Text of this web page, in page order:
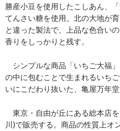
勝産小豆を使用したこしあん、
てんさい糖を使用。北の大地が
と違った製法で、上品な色合い
香りをしっかりと残す。
シンプルな商品「いちご大福
の中に包むことで生まれるいち
いにこだわり抜いた、亀屋万年堂
東京・自由が丘にある総本店
川)で販売する。商品の性質上オ